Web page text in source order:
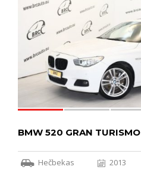
BMW 520 GRAN TURISMO
Hečbekas 2013